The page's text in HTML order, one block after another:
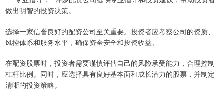
做出明智的投资决策。
选择一家信誉良好的配资公司至关重要。投资者应考察公司的资质、
风控体系和服务水平，确保资金安全和投资收益。
在配资股票时，投资者需要谨慎评估自己的风险承受能力，合理控制
杠杆比例。同时，应选择具有良好基本面和成长潜力的股票，并制定
清晰的投资策略。